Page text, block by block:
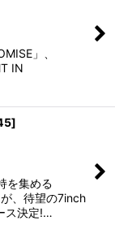
」、
IN
]
を集める
、待望の7inch
ス決定!…